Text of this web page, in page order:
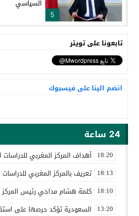
5
السياسي
تابعونا على تويتر
انضم الينا على فيسبوك
24 ساعة
18:20 أهداف المركز المغربي للدراسات
18:13 تعريف بالمركز المغربي للدراسات
18:10 كلمة هشام مداحي رئيس المركز
13:20 السعودية تؤكد حرصها على